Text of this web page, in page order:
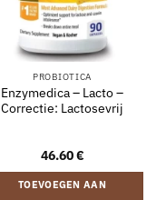
PROBIOTICA
Enzymedica – Lacto –
Correctie: Lactosevrij
46.60€
TOEVOEGEN AAN